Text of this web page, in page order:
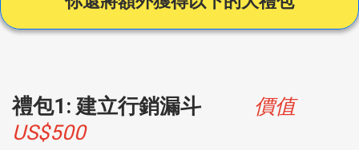
禮包1: 建立行銷漏斗 價值
US$500